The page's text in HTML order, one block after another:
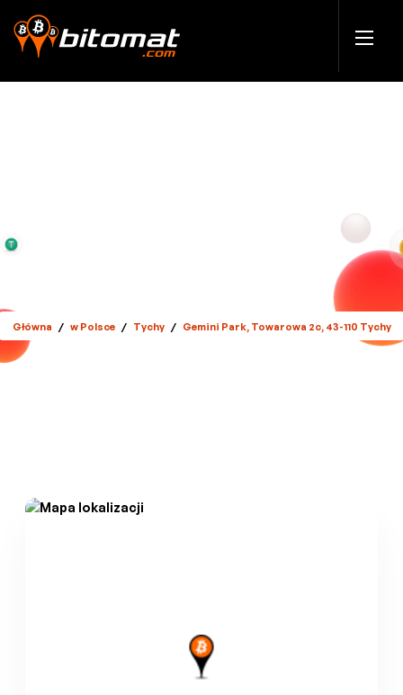
Główna / w Polsce / Tychy / Gemini Park, Towarowa 2c, 43-110 Tychy